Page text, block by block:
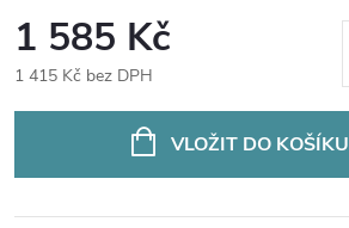
1 585 Kč
1 415 Kč bez DPH
VLOŽIT DO KOŠÍKU